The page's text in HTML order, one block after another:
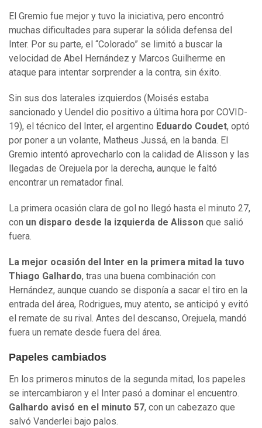
El Gremio fue mejor y tuvo la iniciativa, pero encontró
muchas dificultades para superar la sólida defensa del
Inter. Por su parte, el “Colorado” se limitó a buscar la
velocidad de Abel Hernández y Marcos Guilherme en
ataque para intentar sorprender a la contra, sin éxito.
Sin sus dos laterales izquierdos (Moisés estaba
sancionado y Uendel dio positivo a última hora por COVID-
19), el técnico del Inter, el argentino Eduardo Coudet, optó
por poner a un volante, Matheus Jussá, en la banda. El
Gremio intentó aprovecharlo con la calidad de Alisson y las
llegadas de Orejuela por la derecha, aunque le faltó
encontrar un rematador final.
La primera ocasión clara de gol no llegó hasta el minuto 27,
con un disparo desde la izquierda de Alisson que salió
fuera.
La mejor ocasión del Inter en la primera mitad la tuvo
Thiago Galhardo, tras una buena combinación con
Hernández, aunque cuando se disponía a sacar el tiro en la
entrada del área, Rodrigues, muy atento, se anticipó y evitó
el remate de su rival. Antes del descanso, Orejuela, mandó
fuera un remate desde fuera del área.
Papeles cambiados
En los primeros minutos de la segunda mitad, los papeles
se intercambiaron y el Inter pasó a dominar el encuentro.
Galhardo avisó en el minuto 57, con un cabezazo que
salvó Vanderlei bajo palos.